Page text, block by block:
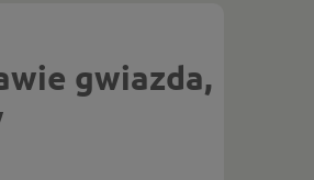
gwiazda,